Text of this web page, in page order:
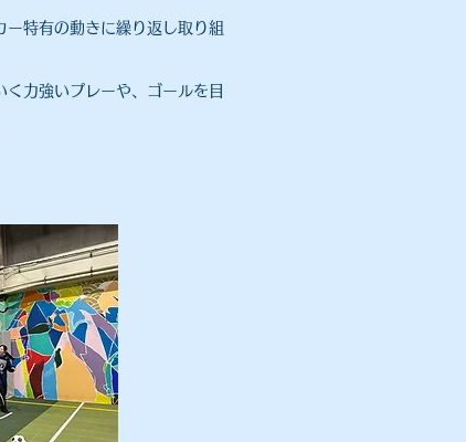
特有の動きに繰り返し取り組
力強いプレーや、ゴールを目